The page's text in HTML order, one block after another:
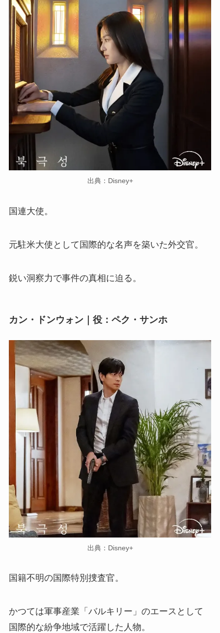
出典：Disney+
国連大使。
元駐米大使として国際的な名声を築いた外交官。
鋭い洞察力で事件の真相に迫る。
カン・ドンウォン｜役：ペク・サンホ
出典：Disney+
国籍不明の国際特別捜査官。
かつては軍事産業「バルキリー」のエースとして
国際的な紛争地域で活躍した人物。